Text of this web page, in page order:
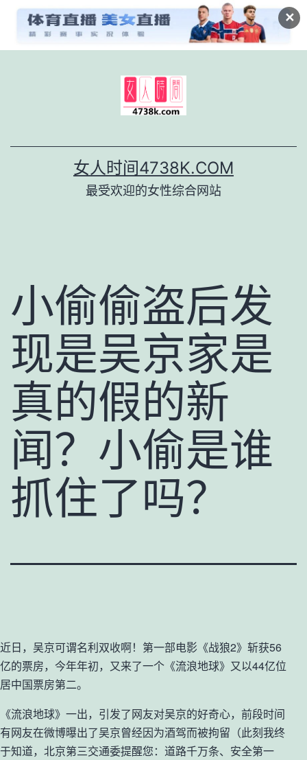
✕
女人时间4738K.COM
最受欢迎的女性综合网站
小偷偷盗后发
现是吴京家是
真的假的新
闻？小偷是谁
抓住了吗？
近日，吴京可谓名利双收啊！第一部电影《战狼2》斩获56
亿的票房，今年年初，又来了一个《流浪地球》又以44亿位
居中国票房第二。
《流浪地球》一出，引发了网友对吴京的好奇心，前段时间
有网友在微博曝出了吴京曾经因为酒驾而被拘留（此刻我终
于知道，北京第三交通委提醒您：道路千万条、安全第一